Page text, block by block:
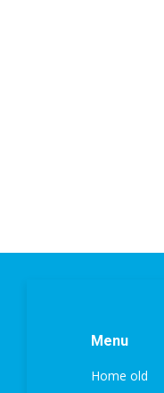
Menu
Home old